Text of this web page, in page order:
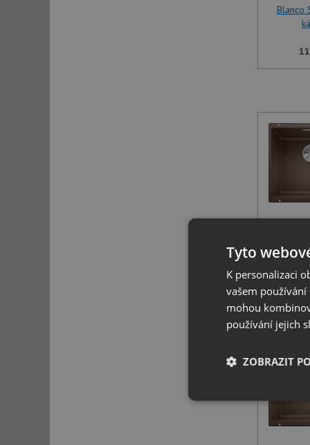
Blanco
Tyto
K personalizaci
vašem
mohou
používání jejich
ZOBRAZIT
Nezbytně nutné